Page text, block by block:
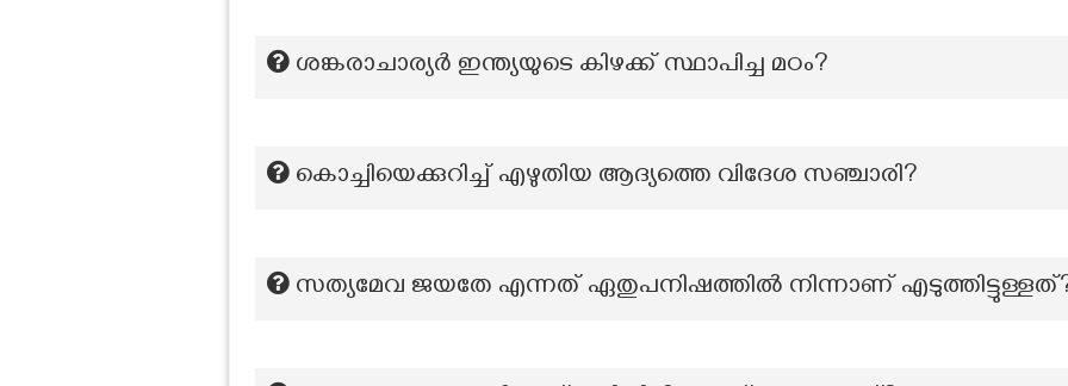
ശങ്കരാചാര്യർ ഇന്ത്യയുടെ കിഴക്ക് സ്ഥാപിച്ച മഠം?
കൊച്ചിയെക്കുറിച്ച് എഴുതിയ ആദ്യത്തെ വിദേശ സഞ്ചാരി?
സത്യമേവ ജയതേ എന്നത് ഏതുപനിഷത്തിൽ നിന്നാണ്